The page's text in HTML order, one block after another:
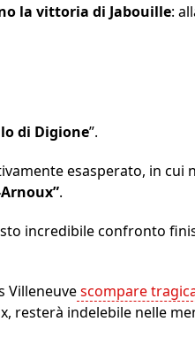
la vittoria di Jabouille:
di Digione”.
esasperato, in cui
.
incredibile confronto
Villeneuvescompare
resterà indelebile nelle